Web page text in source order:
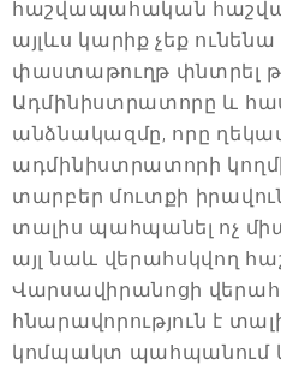
հաշվապահական
այլևս կարիք չեք
փաստաթուղթ փնտրել
Ադմինիստրատորը և
անձնակազմը, որը
ադմինիստրատորի
տարբեր մուտքի
տալիս պահպանել ոչ
այլ նաև վերահսկվող
Վարսավիրանոցի
հնարավորություն է
կոմպակտ պահպանում